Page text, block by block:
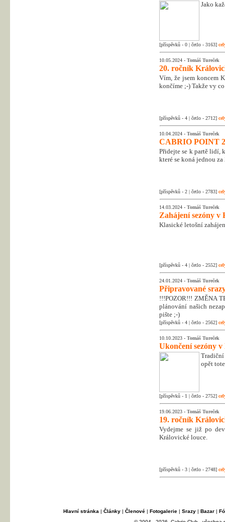
Jako
[příspěvků - 0 | četlo - 3163]
10.05.2024 - Tomáš Tureček
20. ročník
Vím, že jsem koncem
končíme ;-) Takže vy
[příspěvků - 4 | četlo - 2712]
10.04.2024 - Tomáš Tureček
CABRIO POINT
Přidejte se k partě lidí,
které se koná jednou
[příspěvků - 2 | četlo - 2783]
14.03.2024 - Tomáš Tureček
Zahájení sezóny v
Klasické letošní
[příspěvků - 4 | četlo - 2552]
24.01.2024 - Tomáš Tureček
Připravované
!!!POZOR!!! ZMĚNA
plánování našich
pište ;-)
[příspěvků - 4 | četlo - 2562]
10.10.2023 - Tomáš Tureček
Ukončení sezóny v
opět
[příspěvků - 1 | četlo - 2752]
19.06.2023 - Tomáš Tureček
19. ročník
Vydejme se již po
Královické louce.
[příspěvků - 3 | četlo - 2748]
Hlavní stránka | Články| Členové| Fotogalerie| Srazy| Bazar|